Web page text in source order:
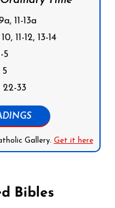
11-13a
11-12, 13-14
5
5
22-33
Gallery. Get it here
Bibles